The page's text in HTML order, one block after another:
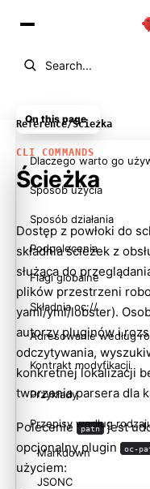
Search...
Reference/Ścieżka
CLI COMMANDS
Ścieżka
Dostęp z powłoki do
składnia ścieżek z
służąca do
plików przestrzeni
yaml/yml/lobster).
autorzy pluginów i
odczytywania,
konkretnej lokalizacji
tworzenia parsera dla
Polecenie path jest
opcjonalny plugin
oc-
użyciem:
On this page
Dlaczego warto go
Sposób użycia
Sposób działania
Podpolecenia
Flagi globalne
Składnia oc://
Adresowanie według
Kontrakt modyfikacji
Przykłady
Przepisy według
Markdown
JSONC